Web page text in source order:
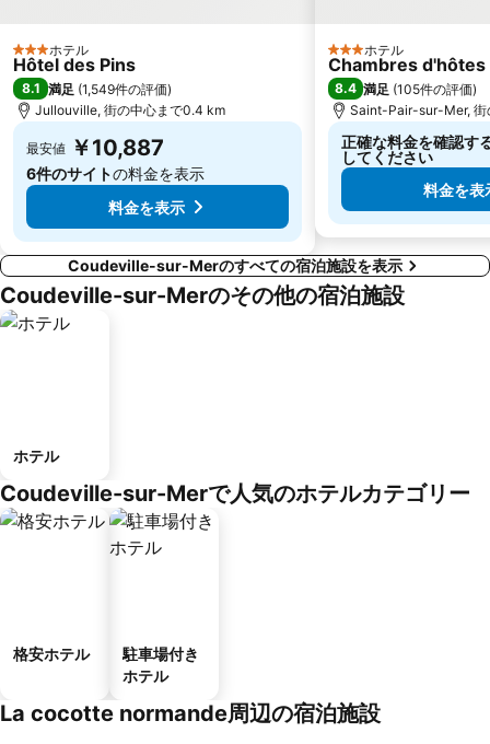
3 ホテルのランク
ホテル
Hôtel des Pins
8.1 満足 (1,549件の評価)
Jullouville, 街の中心まで0.4 km
最安値 ￥10,887
6件のサイトの料金を表示
料金を表示
3 ホテルのランク
ホテル
Chambres
8.4 満足 (105件の評価)
Saint-Pair-sur-Mer, 街
正確な料金を確認す
してください
料金を表
Coudeville-sur-Merのすべての宿泊施設を表示
Coudeville-sur-Merのその他の宿泊施設
ホテル
Coudeville-sur-Merで人気のホテルカテゴリー
格安ホテル
駐車場付き
ホテル
La cocotte normande周辺の宿泊施設